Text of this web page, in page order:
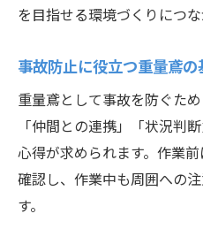
重量鳶の意識向上
重量鳶が考えるべ
高収入実現へ導く重量
重量鳶として高収
ツ
重量鳶に求められ
を目指せる環境づくりにつな
事故防止に役立つ重量鳶
重量鳶として事故を防ぐた
「仲間との連携」「状況判
心得が求められます。作業
確認し、作業中も周囲への
す。